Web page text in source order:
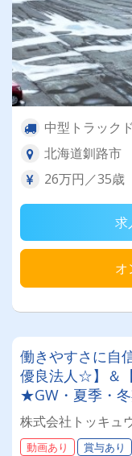
中型トラック
北海道釧路市
26万円／35歳
求
オ
働きやすさに自
優良法人☆】＆
★GW・夏季・
を大切にする昭
者も大歓迎！4t
株式会社トッキュ
動画あり 賞与あり